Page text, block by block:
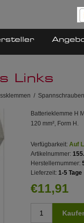
Links
/ Spannschrauben
Batterieklemme H
120 mm², Form H.
Verfügbarkeit: Auf
Artikelnummer:
Herstellernummer:
Lieferzeit: 1-5 Tage
€11,91